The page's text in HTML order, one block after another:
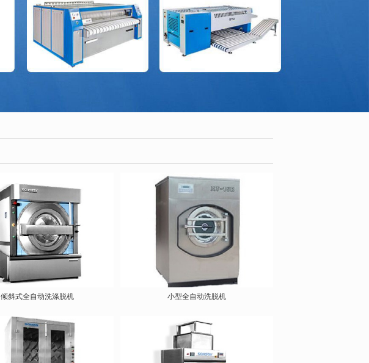
倾斜式全自动洗涤脱机 小型全自动洗脱机